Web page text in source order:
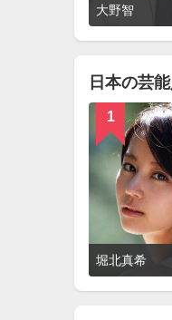
大野智
日本の芸
1
堀北真希